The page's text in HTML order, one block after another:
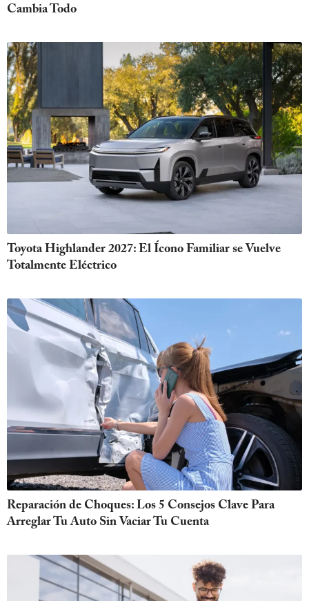
Cambia Todo
Toyota Highlander 2027: El Ícono Familiar se Vuelve
Totalmente Eléctrico
Reparación de Choques: Los 5 Consejos Clave Para
Arreglar Tu Auto Sin Vaciar Tu Cuenta